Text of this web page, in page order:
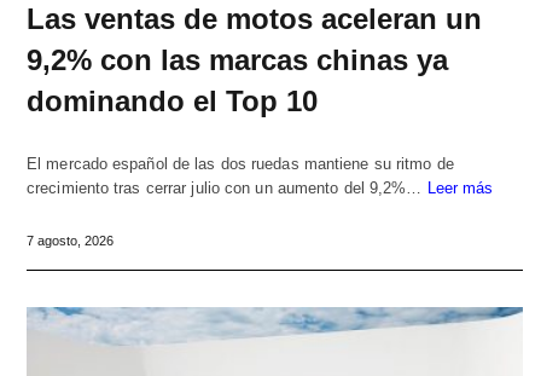
Las ventas de motos aceleran un
9,2% con las marcas chinas ya
dominando el Top 10
El mercado español de las dos ruedas mantiene su ritmo de
crecimiento tras cerrar julio con un aumento del 9,2%…
Leer más
7 agosto, 2026